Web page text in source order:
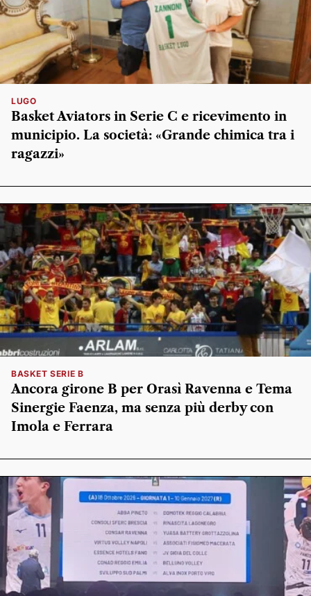
LUGO
Basket Aviators in Serie C e ricevimento in
municipio. La società: «Grande chimica tra i
ragazzi»
BASKET SERIE B
Ancora girone B per Orasì Ravenna e Tema
Sinergie Faenza, ma senza più derby con
Imola e Ferrara